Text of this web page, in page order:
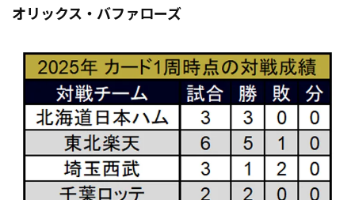
オリックス・バファローズ